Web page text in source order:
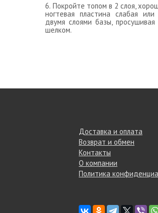
6. Покройте топом в 2 слоя,
ногтевая пластина слабая
двумя слоями базы,
шелком.
Доставка и оплата
Возврат и обмен
Контакты
О компании
Политика